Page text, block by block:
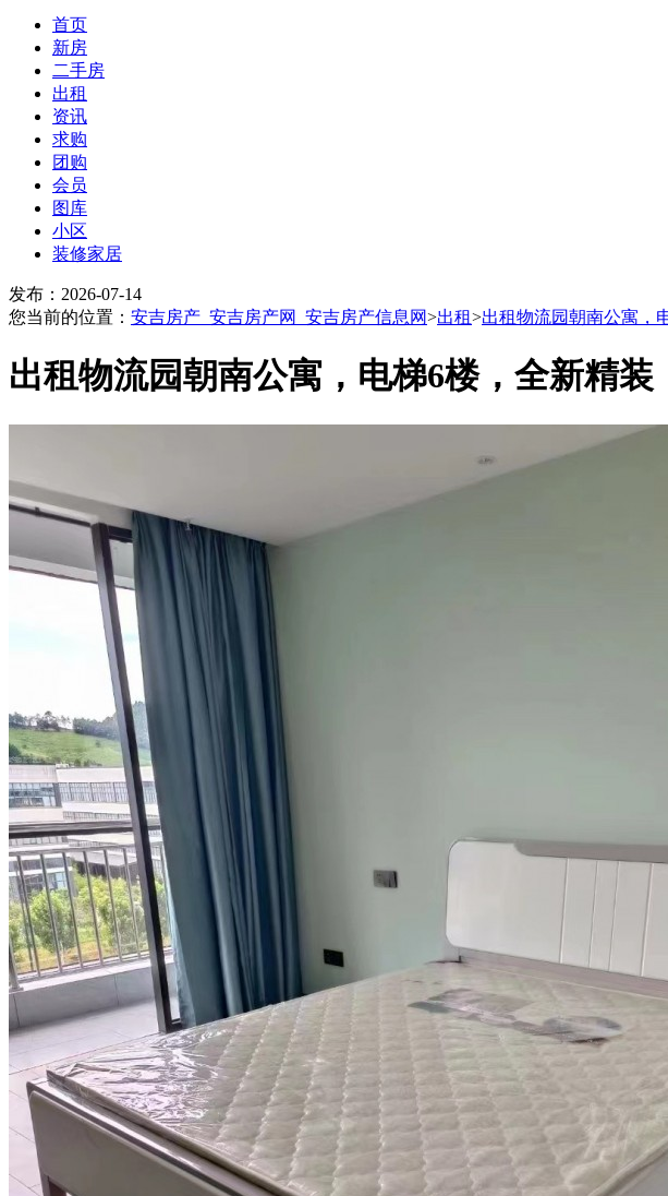
首页
新房
二手房
出租
资讯
求购
团购
会员
图库
小区
装修家居
发布：2026-07-14
您当前的位置： 安吉房产_安吉房产网_安吉房产信息网>出租>出租物流园朝南公寓，
出租物流园朝南公寓，电梯6楼，全新精装